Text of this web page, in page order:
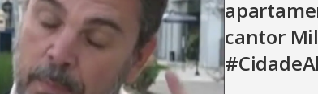
cantor